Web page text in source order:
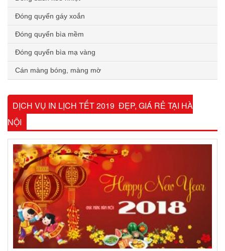
Đóng quyển gáy xoắn
Đóng quyển bìa mềm
Đóng quyển bìa mạ vàng
Cán màng bóng, màng mờ
DỊCH VỤ IN LỊCH TẾT 2019 ĐẸP, GIÁ RẺ TẠI HÀ
NỘI